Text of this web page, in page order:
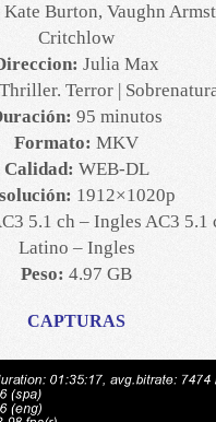
Burton, Vaughn
Critchlow
Julia Max
Thriller. Terror |
95 minutos
Formato: MKV
Calidad: WEB-DL
1912×1020p
5.1 ch – Ingles AC3 5.1
Latino – Ingles
Peso: 4.97 GB
CAPTURAS